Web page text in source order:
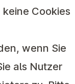
Cookies
wenn Sie
als Nutzer